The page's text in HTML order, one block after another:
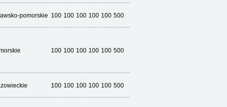
pomorskie 100 100 100 100 100 500
100 100 100 100 100 500
100 100 100 100 100 500